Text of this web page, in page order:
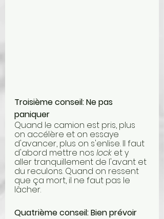
Troisième conseil: Ne pas
paniquer
Quand le camion est pris, plus
on accélère et on essaye
d'avancer, plus on s'enlise. Il faut
d'abord mettre nos lock et y
aller tranquillement de l'avant et
du reculons. Quand on ressent
que ça mort, il ne faut pas le
lâcher.
Quatrième conseil: Bien prévoir